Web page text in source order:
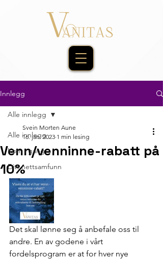
Innlegg
Alle innlegg
Kom i gang
Ditt nettsamfunn
Alle innlegg
Venn/venninne-rabatt på
10%
Svein Morten Aune
16. jan. 2023 1 min lesing
Det skal lønne seg å anbefale oss til
andre. En av godene i vårt
fordelsprogram er at for hver nye